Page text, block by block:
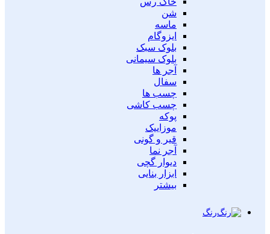
شن
ماسه
ایزوگام
بلوک سبک
بلوک سیمانی
آجر ها
سفال
چسب ها
چسب کاشی
پوکه
موزاییک
قیر و گونی
آجر نما
دیوار گچی
ابزار بنایی
بیشتر
رنگ